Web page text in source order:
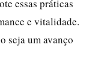
essas práticas
e vitalidade.
seja um avanço